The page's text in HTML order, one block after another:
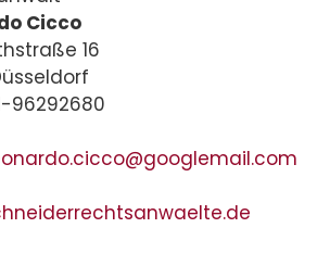
Cicco
16
96292680